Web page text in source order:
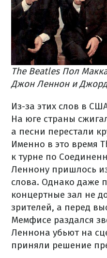
The Beatles Пол
Джон Леннон и
Из-за этих слов в
На юге страны
а песни перестали
Именно в это время
к турне по
Леннону пришлось
слова. Однако даже
концертные зал не
зрителей, а перед
Мемфисе раздался
Леннона убьют на
приняли решение